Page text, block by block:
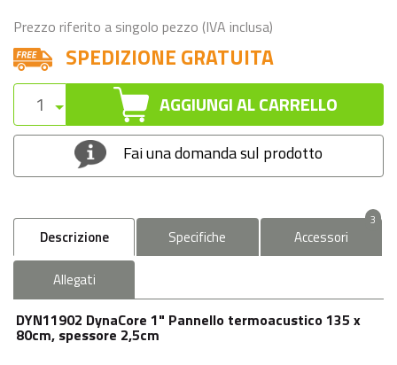
Prezzo riferito a singolo pezzo (IVA inclusa)
SPEDIZIONE GRATUITA
AGGIUNGI AL CARRELLO
Fai una domanda sul prodotto
Descrizione Specifiche Accessori
3
Allegati
DYN11902 DynaCore 1" Pannello termoacustico 135 x
80cm, spessore 2,5cm